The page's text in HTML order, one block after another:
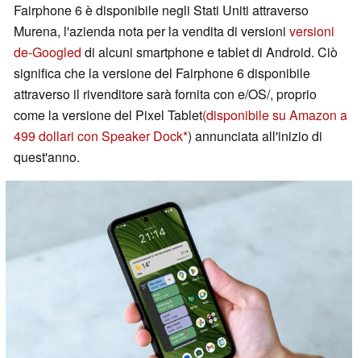
Fairphone 6 è disponibile negli Stati Uniti attraverso
Murena, l'azienda nota per la vendita di versioni versioni
de-Googled di alcuni smartphone e tablet di Android. Ciò
significa che la versione del Fairphone 6 disponibile
attraverso il rivenditore sarà fornita con e/OS/, proprio
come la versione del Pixel Tablet(disponibile su Amazon a
499 dollari con Speaker Dock ) annunciata all'inizio di
quest'anno.